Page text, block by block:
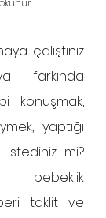
çalıştınız
farkında
konuşmak,
yaptığı
mi?
taklit ve